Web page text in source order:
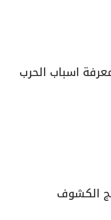
اسباب الحرب
الكشوف